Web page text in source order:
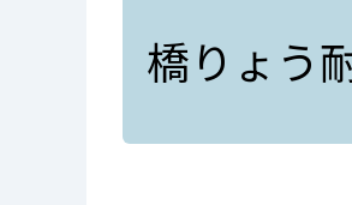
橋りょう